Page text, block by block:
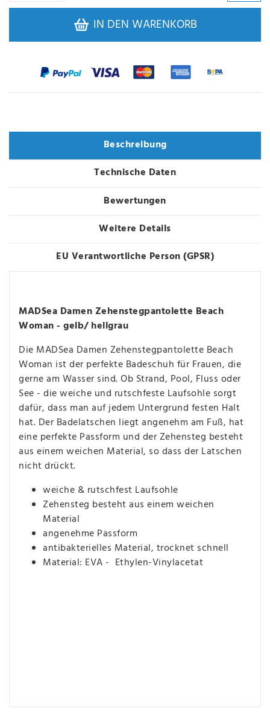
IN DEN WARENKORB
Beschreibung
Technische Daten
Bewertungen
Weitere Details
EU Verantwortliche Person (GPSR)
MADSea Damen Zehenstegpantolette Beach
Woman - gelb/ hellgrau
Die MADSea Damen Zehenstegpantolette Beach
Woman ist der perfekte Badeschuh für Frauen, die
gerne am Wasser sind. Ob Strand, Pool, Fluss oder
See - die weiche und rutschfeste Laufsohle sorgt
dafür, dass man auf jedem Untergrund festen Halt
hat. Der Badelatschen liegt angenehm am Fuß, hat
eine perfekte Passform und der Zehensteg besteht
aus einem weichen Material, so dass der Latschen
nicht drückt.
weiche & rutschfest Laufsohle
Zehensteg besteht aus einem weichen
Material
angenehme Passform
antibakterielles Material, trocknet schnell
Material: EVA - Ethylen-Vinylacetat